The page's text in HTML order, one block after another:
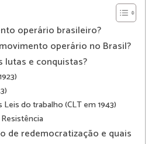
operário brasileiro?
operário no Brasil?
lutas e conquistas?
do trabalho (CLT em 1943)
de redemocratização e quais